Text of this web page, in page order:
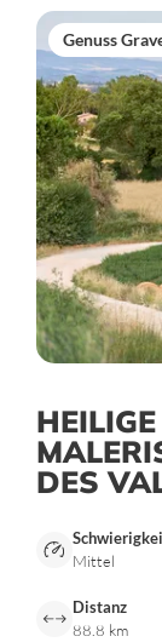
Genuss
DES
Mittel
Distanz
88.8 km